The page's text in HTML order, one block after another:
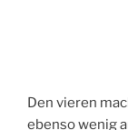
Den vieren
ebenso wenig